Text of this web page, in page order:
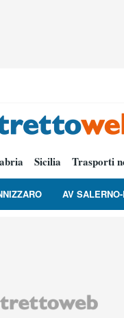
Sicilia Trasporti
AV